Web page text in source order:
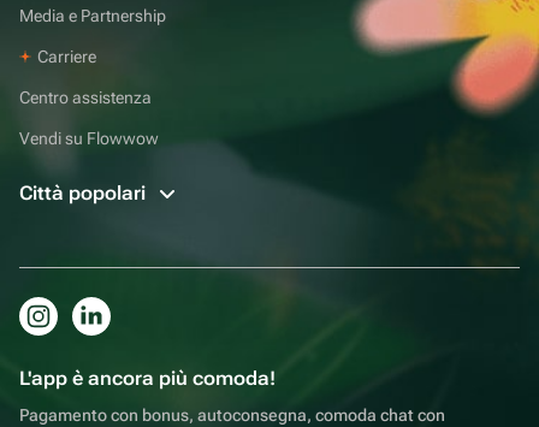
Media e Partnership
Carriere
Centro assistenza
Vendi su Flowwow
Città popolari
L'app è ancora più comoda!
Pagamento con bonus, autoconsegna, comoda chat con